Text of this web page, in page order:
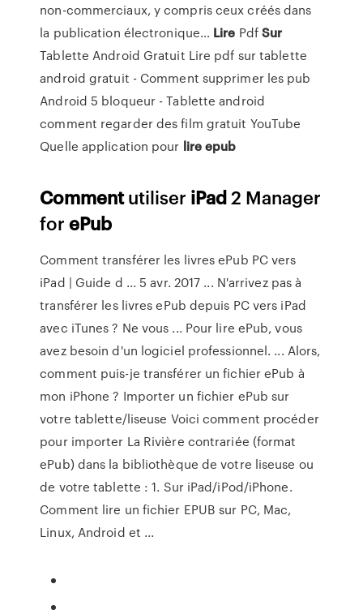
non-commerciaux, y compris ceux créés dans
la publication électronique… Lire PdfSur
Tablette Android Gratuit Lire pdf sur tablette
android gratuit - Comment supprimer les pub
Android 5 bloqueur - Tablette android
comment regarder des film gratuit YouTube
Quelle application pour lireepub
Commentutiliser iPad2 Manager
forePub
Comment transférer les livres ePub PC vers
iPad | Guide d ... 5 avr. 2017 ... N'arrivez pas à
transférer les livres ePub depuis PC vers iPad
avec iTunes ? Ne vous ... Pour lire ePub, vous
avez besoin d'un logiciel professionnel. ... Alors,
comment puis-je transférer un fichier ePub à
mon iPhone ? Importer un fichier ePub sur
votre tablette/liseuse Voici comment procéder
pour importer La Rivière contrariée (format
ePub) dans la bibliothèque de votre liseuse ou
de votre tablette : 1. Sur iPad/iPod/iPhone.
Comment lire un fichier EPUB sur PC, Mac,
Linux, Android et ...